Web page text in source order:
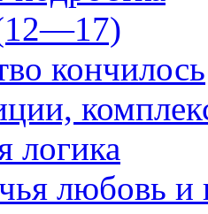
кончилось
логика
любовь и